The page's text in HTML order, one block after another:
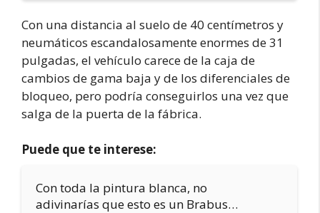
Con una distancia al suelo de 40 centímetros y
neumáticos escandalosamente enormes de 31
pulgadas, el vehículo carece de la caja de
cambios de gama baja y de los diferenciales de
bloqueo, pero podría conseguirlos una vez que
salga de la puerta de la fábrica.
Puede que te interese:
Con toda la pintura blanca, no
adivinarías que esto es un Brabus…